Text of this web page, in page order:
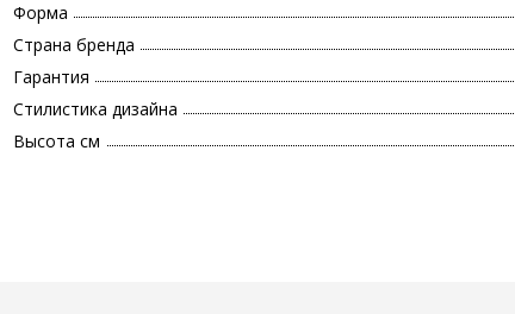
Форма
Страна бренда
Гарантия
Стилистика дизайна
Высота см